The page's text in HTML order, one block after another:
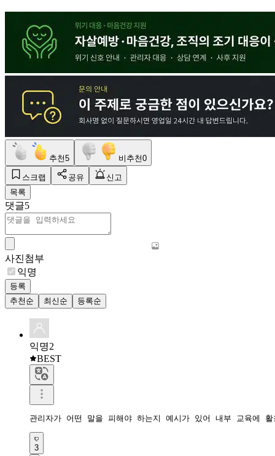
추천5 비추천0
스크랩 공유
신고
목록
댓글5
사진첨부
익명
등록
추천순
최신순 등록순
익명2
BEST
관리자가 어떤 말을 피해야 하는지 예시가 있어 내부 교육에
3